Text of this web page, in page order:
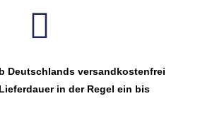
Deutschlands versandkostenfrei
in der Regel ein bis